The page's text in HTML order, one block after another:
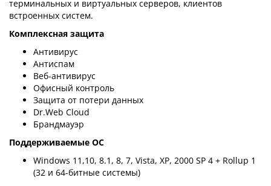
терминальных и виртуальных серверов, клиентов
встроенных систем.
Комплексная защита
Антивирус
Антиспам
Веб-антивирус
Офисный контроль
Защита от потери данных
Dr.Web Cloud
Брандмауэр
Поддерживаемые ОС
Windows 11,10, 8.1, 8, 7, Vista, XP, 2000 SP 4 + Rollup 1
(32 и 64-битные системы)